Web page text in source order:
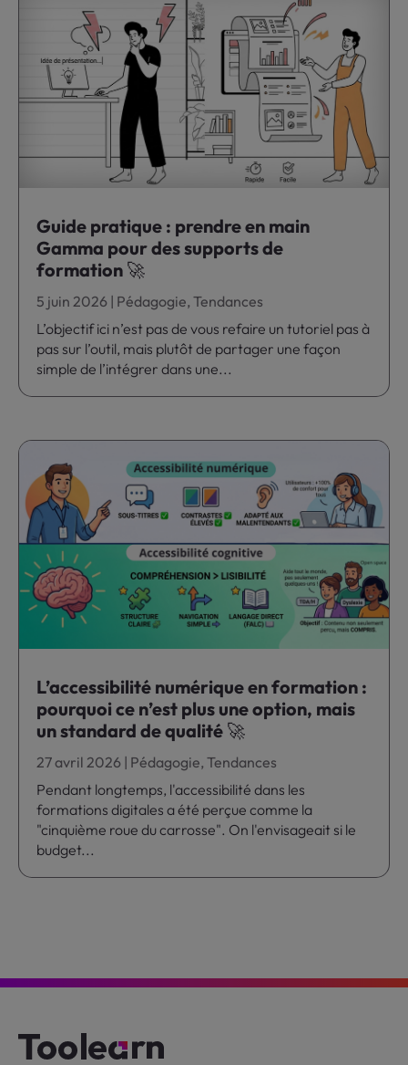
Guide pratique : prendre en main
Gamma pour des supports de
formation 🚀
5 juin 2026 | Pédagogie,Tendances
L’objectif ici n’est pas de vous refaire un tutoriel pas à
pas sur l’outil, mais plutôt de partager une façon
simple de l’intégrer dans une...
L’accessibilité numérique en formation :
pourquoi ce n’est plus une option, mais
un standard de qualité 🚀
27 avril 2026 | Pédagogie,Tendances
Pendant longtemps, l'accessibilité dans les
formations digitales a été perçue comme la
"cinquième roue du carrosse". On l'envisageait si le
budget...